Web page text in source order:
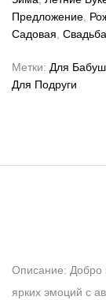
Предложение
Садовая Свадьба
Метки: Для
Для Подруги
Описание: Добро
ярких эмоций с